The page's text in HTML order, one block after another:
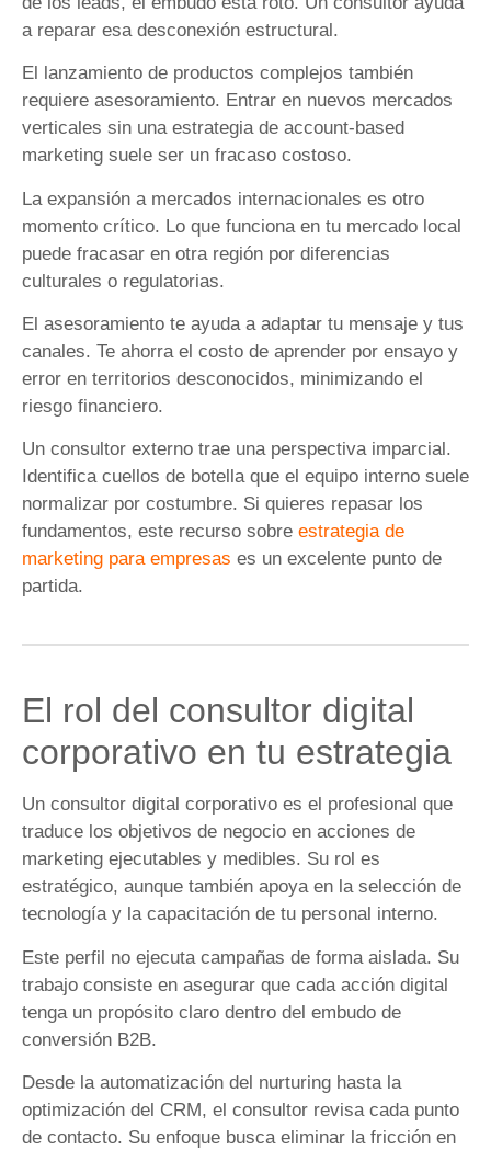
a reparar esa desconexión estructural.
El lanzamiento de productos complejos también
requiere asesoramiento. Entrar en nuevos mercados
verticales sin una estrategia de account-based
marketing suele ser un fracaso costoso.
La expansión a mercados internacionales es otro
momento crítico. Lo que funciona en tu mercado local
puede fracasar en otra región por diferencias
culturales o regulatorias.
El asesoramiento te ayuda a adaptar tu mensaje y tus
canales. Te ahorra el costo de aprender por ensayo y
error en territorios desconocidos, minimizando el
riesgo financiero.
Un consultor externo trae una perspectiva imparcial.
Identifica cuellos de botella que el equipo interno suele
normalizar por costumbre. Si quieres repasar los
fundamentos, este recurso sobre estrategia de
marketing para empresas es un excelente punto de
partida.
El rol del consultor digital
corporativo en tu estrategia
Un consultor digital corporativo es el profesional que
traduce los objetivos de negocio en acciones de
marketing ejecutables y medibles. Su rol es
estratégico, aunque también apoya en la selección de
tecnología y la capacitación de tu personal interno.
Este perfil no ejecuta campañas de forma aislada. Su
trabajo consiste en asegurar que cada acción digital
tenga un propósito claro dentro del embudo de
conversión B2B.
Desde la automatización del nurturing hasta la
optimización del CRM, el consultor revisa cada punto
de contacto. Su enfoque busca eliminar la fricción en